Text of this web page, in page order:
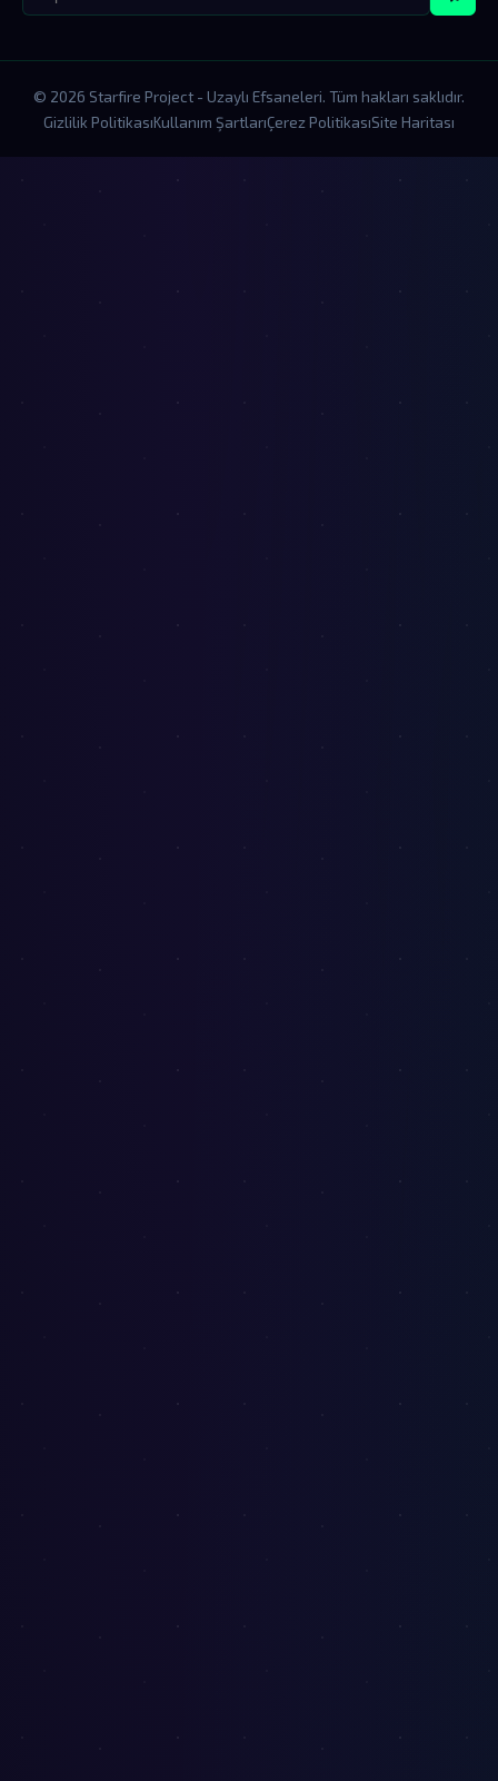
© 2026 Starfire Project - Uzaylı Efsaneleri. Tüm hakları saklıdır.
Gizlilik PolitikasıKullanım ŞartlarıÇerez PolitikasıSite Haritası